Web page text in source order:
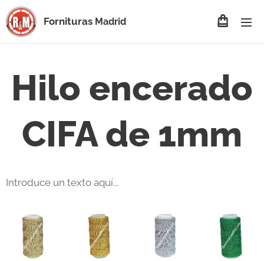
Fornituras Madrid
Hilo encerado
CIFA de 1mm
Introduce un texto aquí...